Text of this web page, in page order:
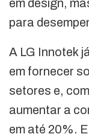
em design,
para
A LG Innotek
em fornecer
setores e,
aumentar a
em até 20%.